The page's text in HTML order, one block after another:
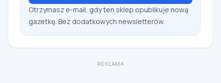
Otrzymasz e-mail, gdy ten sklep opublikuje nową
gazetkę. Bez dodatkowych newsletterów.
REKLAMA